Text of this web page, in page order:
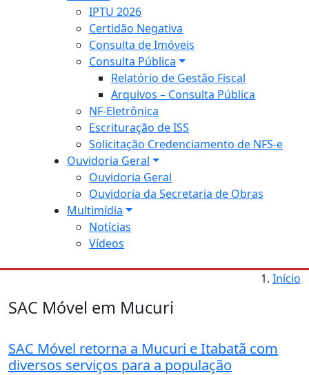
IPTU 2026
Certidão Negativa
Consulta de Imóveis
Consulta Pública
Relatório de Gestão Fiscal
Arquivos – Consulta Pública
NF-Eletrônica
Escrituração de ISS
Solicitação Credenciamento de NFS-e
Ouvidoria Geral
Ouvidoria Geral
Ouvidoria da Secretaria de Obras
Multimídia
Notícias
Vídeos
Início
SAC Móvel em Mucuri
SAC Móvel retorna a Mucuri e Itabatã com
diversos serviços para a população